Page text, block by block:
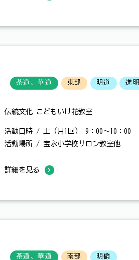
茶道、華道 東部 明道 進明
伝統文化 こどもいけ花教室
活動日時 / 土（月1回） 9：00～10：00
活動場所 / 宝永小学校サロン教室他
詳細を見る
茶道、華道 南部 明倫